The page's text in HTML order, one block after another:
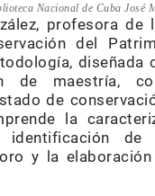
Nacional de Cuba José
profesora de
del
diseñada
de maestría,
de
la
identificación de
y la